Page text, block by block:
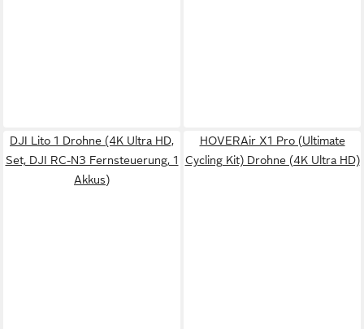
DJI Lito 1 Drohne (4K Ultra HD,
Set, DJI RC-N3 Fernsteuerung, 1
Akkus)
HOVERAir X1 Pro (Ultimate
Cycling Kit) Drohne (4K Ultra HD)